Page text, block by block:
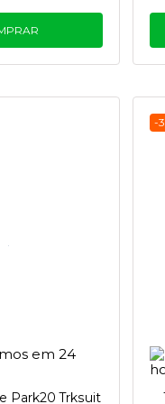
para
Park20 Trksuit
-